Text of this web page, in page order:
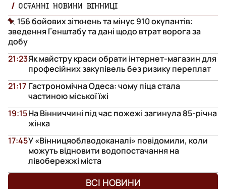
ОСТАННІ НОВИНИ ВІННИЦІ
156 бойових зіткнень та мінус 910 окупантів:
зведення Генштабу та дані щодо втрат ворога за
добу
Як майстру краси обрати інтернет-магазин для
професійних закупівель без ризику переплат
21:23
Гастрономічна Одеса: чому піца стала
частиною міської їжі
21:17
На Вінниччині під час пожежі загинула 85-річна
жінка
19:15
У «Вінницяоблводоканалі» повідомили, коли
можуть відновити водопостачання на
лівобережжі міста
17:45
ВСІ НОВИНИ